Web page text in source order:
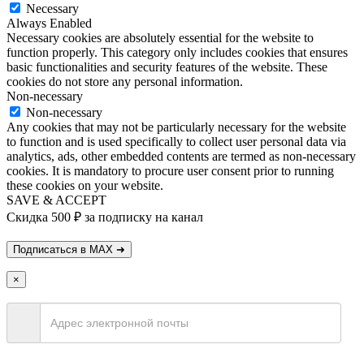
Necessary
Always Enabled
Necessary cookies are absolutely essential for the website to
function properly. This category only includes cookies that ensures
basic functionalities and security features of the website. These
cookies do not store any personal information.
Non-necessary
Non-necessary
Any cookies that may not be particularly necessary for the website
to function and is used specifically to collect user personal data via
analytics, ads, other embedded contents are termed as non-necessary
cookies. It is mandatory to procure user consent prior to running
these cookies on your website.
SAVE & ACCEPT
Скидка 500 ₽ за подписку на канал
×